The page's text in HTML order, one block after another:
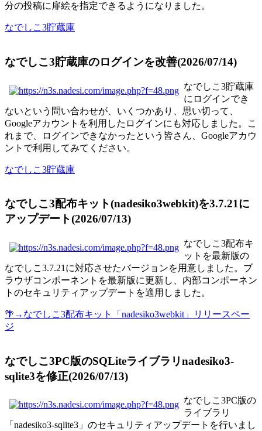
分の投稿に扉絵を指定できるようになりました。
なでしこ3貯蔵庫
なでしこ3貯蔵庫のログインを改善(2026/07/14)
なでしこ3貯蔵庫
にログインでき
ないという問い合わせが、いくつかあり、思い切って、
Googleアカウントを利用したログインにも対応しました。こ
れまで、ログインできなかったという皆さん、Googleアカウ
ントで利用してみてください。
なでしこ3貯蔵庫
なでしこ3配布キット(nadesiko3webkit)を3.7.21に
アップデート(2026/07/13)
なでしこ3配布キ
ットを最新版の
なでしこ3.7.21に対応させたバージョンを用意しました。ブ
ラウザコンポーネントを最新版に更新し、内部コンポーネン
トのセキュリティアップデートを適用しました。
🌴→なでしこ3配布キット「nadesiko3webkit」リリースペー
ジ
なでしこ3PC版のSQLiteライブラリnadesiko3-
sqlite3を修正(2026/07/13)
なでしこ3PC版の
ライブラリ
「nadesiko3-sqlite3」のセキュリティアップデートを行いまし